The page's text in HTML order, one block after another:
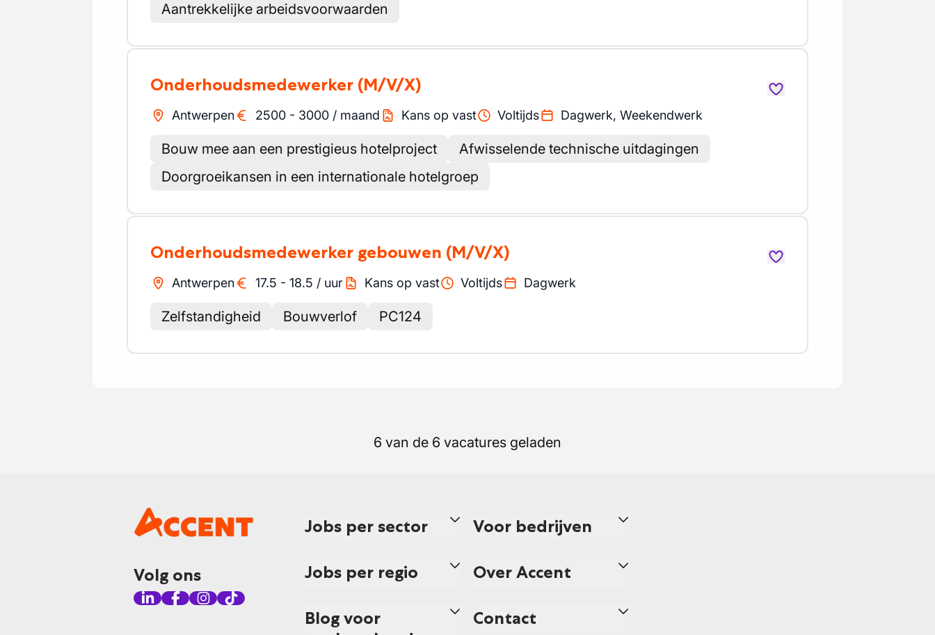
Aantrekkelijke arbeidsvoorwaarden
Onderhoudsmedewerker (M/V/X)
Antwerpen 2500 - 3000 / maand Kans op vast Voltijds Dagwerk, Weekendwerk
Bouw mee aan een prestigieus hotelproject
Afwisselende technische uitdagingen
Doorgroeikansen in een internationale hotelgroep
Onderhoudsmedewerker gebouwen (M/V/X)
Antwerpen 17.5 - 18.5 / uur Kans op vast Voltijds Dagwerk
Zelfstandigheid Bouwverlof PC124
6 van de 6 vacatures geladen
Volg ons
Jobs per sector
Jobs per regio
Blog voor
Voor bedrijven
Over Accent
Contact